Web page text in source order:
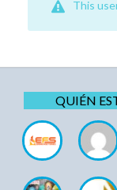
This
QUIÉN